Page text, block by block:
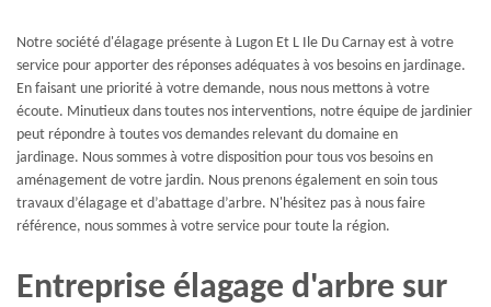
Notre société d'élagage présente à Lugon Et L Ile Du Carnay est à votre
service pour apporter des réponses adéquates à vos besoins en jardinage.
En faisant une priorité à votre demande, nous nous mettons à votre
écoute. Minutieux dans toutes nos interventions, notre équipe de jardinier
peut répondre à toutes vos demandes relevant du domaine en
jardinage. Nous sommes à votre disposition pour tous vos besoins en
aménagement de votre jardin. Nous prenons également en soin tous
travaux d’élagage et d’abattage d’arbre. N'hésitez pas à nous faire
référence, nous sommes à votre service pour toute la région.
Entreprise élagage d'arbre sur